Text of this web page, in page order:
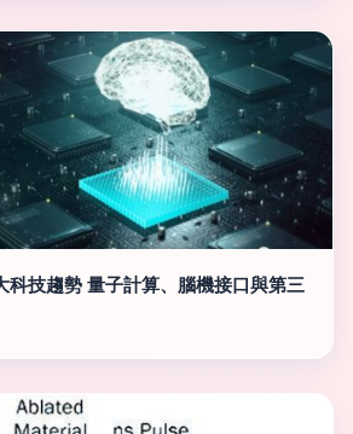
科技趨勢 量子計算、腦機接口與第三